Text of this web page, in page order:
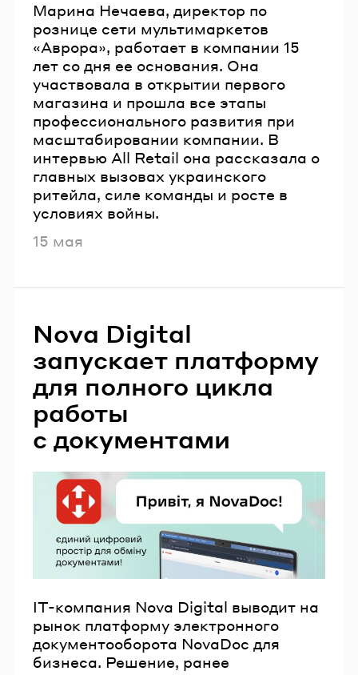
Марина Нечаева, директор по
рознице сети мультимаркетов
«Аврора», работает в компании 15
лет со дня ее основания. Она
участвовала в открытии первого
магазина и прошла все этапы
профессионального развития при
масштабировании компании. В
интервью All Retail она рассказала о
главных вызовах украинского
ритейла, силе команды и росте в
условиях войны.
Опубликовано
15 мая
Nova Digital
запускает платформу
для полного цикла
работы
с документами
IT-компания Nova Digital выводит на
рынок платформу электронного
документооборота NovaDoc для
бизнеса. Решение, ранее